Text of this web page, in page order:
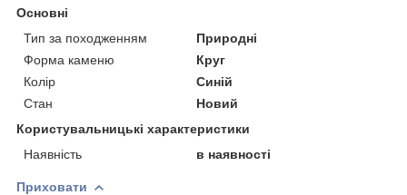
Основні
Тип за походженням
Природні
Форма каменю
Круг
Колір
Синій
Стан
Новий
Користувальницькі характеристики
Наявність
в наявності
Приховати